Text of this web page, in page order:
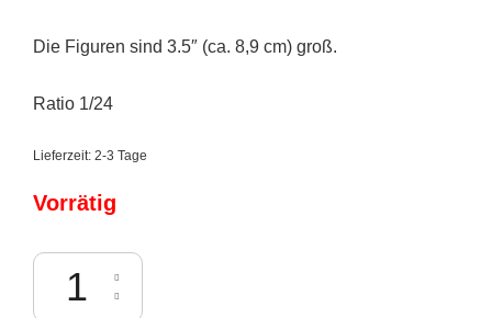
Die Figuren sind 3.5″ (ca. 8,9 cm) groß.
Ratio 1/24
Lieferzeit: 2-3 Tage
Vorrätig
Superplastic: Janky Series Four - Fashion Guggi Clubbed Menge